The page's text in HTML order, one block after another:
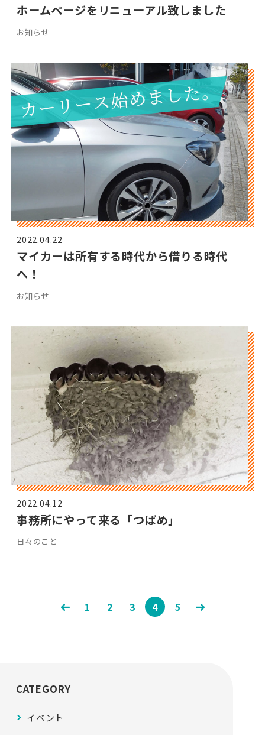
ホームページをリニューアル致しました
お知らせ
2022.04.22
マイカーは所有する時代から借りる時代
へ！
お知らせ
2022.04.12
事務所にやって来る「つばめ」
日々のこと
« 1 2 3 4 5 »
CATEGORY
イベント